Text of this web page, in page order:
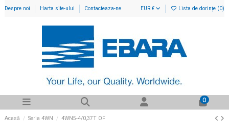
Despre noi Harta site-ului Contacteaza-ne EUR € Lista de dorințe (0)
0
Acasă Seria 4WN 4WN5-4/0,37T OF